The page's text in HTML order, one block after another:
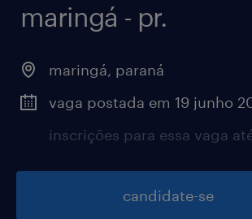
maringá - pr.
maringá, paraná
vaga postada em 19 junho
candidate-se